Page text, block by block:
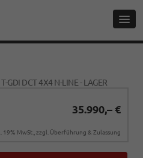
GDI DCT 4X4 N-LINE - LAGER
35.990,– €
19% MwSt., zzgl. Überführung & Zulassung